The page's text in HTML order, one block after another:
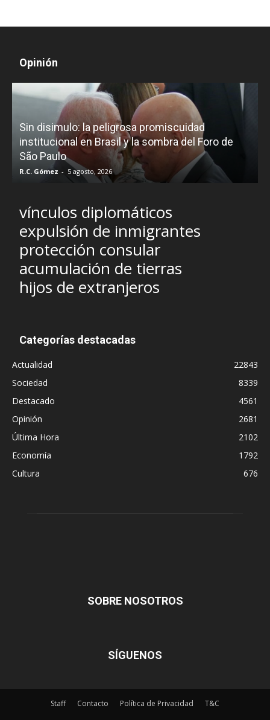
Opinión
Sin disimulo: la peligrosa promiscuidad
institucional en Brasil y la sombra del Foro de
São Paulo
R.C. Gómez - 5 agosto, 2026
vínculos diplomáticos
expulsión de inmigrantes
protección consular
acumulación de tierras
hijos de extranjeros
Categorías destacadas
Actualidad
22843
Sociedad
8339
Destacado
4561
Opinión
2681
Última Hora
2102
Economía
1792
Cultura
676
SOBRE NOSOTROS
SÍGUENOS
Staff Contacto Política de Privacidad T&C